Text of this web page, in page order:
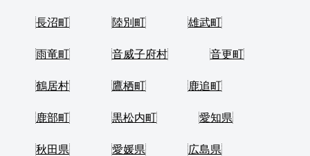
長沼町 陸別町 雄武町
雨竜町 音威子府村 音更町
鶴居村 鷹栖町 鹿追町
鹿部町 黒松内町 愛知県
秋田県 愛媛県 広島県